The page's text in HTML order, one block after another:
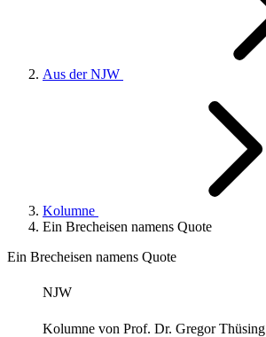
Aus der NJW
Kolumne
Ein Brecheisen namens Quote
Ein Brecheisen namens Quote
NJW
Kolumne von Prof. Dr. Gregor Thüsing